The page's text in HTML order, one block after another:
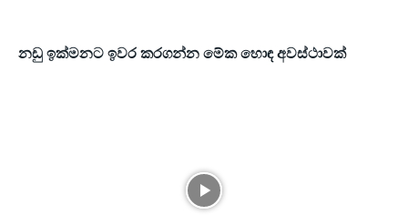
නඩු ඉක්මනට ඉවර කරගන්න මේක හොඳ අවස්ථාවක්